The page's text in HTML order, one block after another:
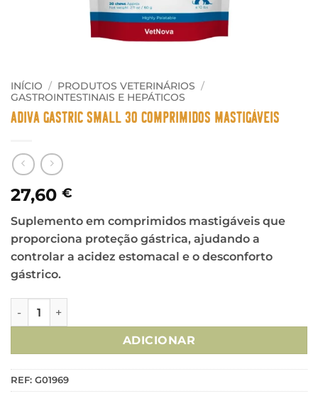
INÍCIO / PRODUTOS VETERINÁRIOS /
GASTROINTESTINAIS E HEPÁTICOS
Adiva Gastric Small 30 comprimidos mastigáveis
27,60 €
Suplemento em comprimidos mastigáveis que
proporciona proteção gástrica, ajudando a
controlar a acidez estomacal e o desconforto
gástrico.
Quantidade de Adiva Gastric Small 30 comprimidos
ADICIONAR
REF: G01969